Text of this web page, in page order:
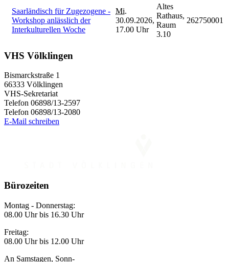
Saarländisch für Zugezogene -
Workshop anlässlich der
Interkulturellen Woche
Mi.
30.09.2026,
17.00 Uhr
Altes
Rathaus,
Raum
3.10
262750001
VHS Völklingen
Bismarckstraße 1
66333 Völklingen
VHS-Sekretariat
Telefon 06898/13-2597
Telefon 06898/13-2080
E-Mail schreiben
Bürozeiten
Montag - Donnerstag:
08.00 Uhr bis 16.30 Uhr
Freitag:
08.00 Uhr bis 12.00 Uhr
An Samstagen, Sonn-